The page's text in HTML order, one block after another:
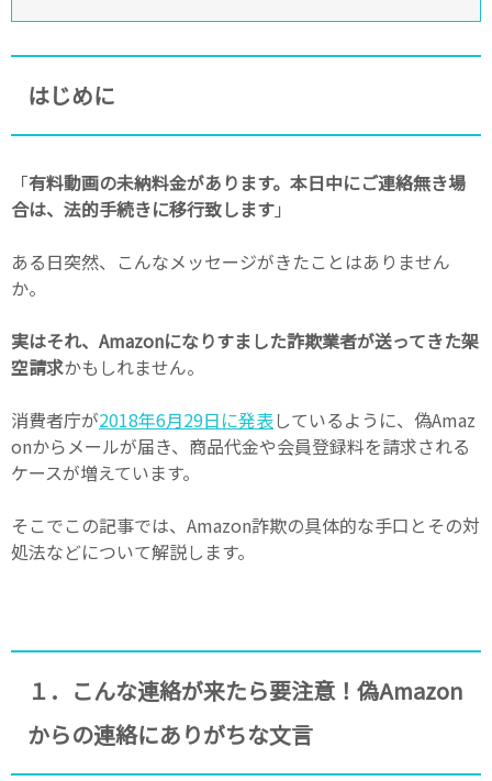
はじめに
「有料動画の未納料金があります。本日中にご連絡無き場
合は、法的手続きに移行致します」
ある日突然、こんなメッセージがきたことはありません
か。
実はそれ、Amazonになりすました詐欺業者が送ってきた架
空請求かもしれません。
消費者庁が2018年6月29日に発表しているように、偽Amaz
onからメールが届き、商品代金や会員登録料を請求される
ケースが増えています。
そこでこの記事では、Amazon詐欺の具体的な手口とその対
処法などについて解説します。
１．こんな連絡が来たら要注意！偽Amazon
からの連絡にありがちな文言